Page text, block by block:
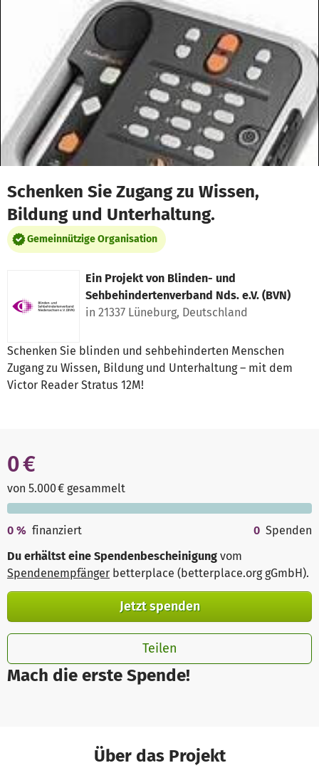
Zum Hauptinhalt springen
Erklärung zur Barrierefreiheit anzeigen
Schenken Sie Zugang zu Wissen,
Bildung und Unterhaltung.
Gemeinnützige Organisation
Ein Projekt von Blinden- und
Sehbehindertenverband Nds. e.V. (BVN)
in 21337 Lüneburg, Deutschland
Schenken Sie blinden und sehbehinderten Menschen
Zugang zu Wissen, Bildung und Unterhaltung – mit dem
Victor Reader Stratus 12M!
Mach die erste Spende!
0 €
von 5.000 € gesammelt
0 % finanziert 0 Spenden
Du erhältst eine Spendenbescheinigung vom
Spendenempfänger betterplace (betterplace.org gGmbH).
Jetzt spenden
Teilen
Über das Projekt